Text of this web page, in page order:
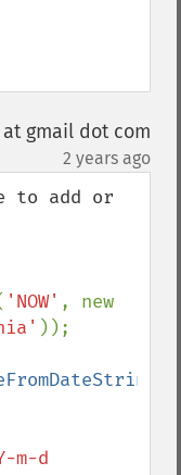
gmail dot com
2 years ago
to add or
'NOW'
m-d